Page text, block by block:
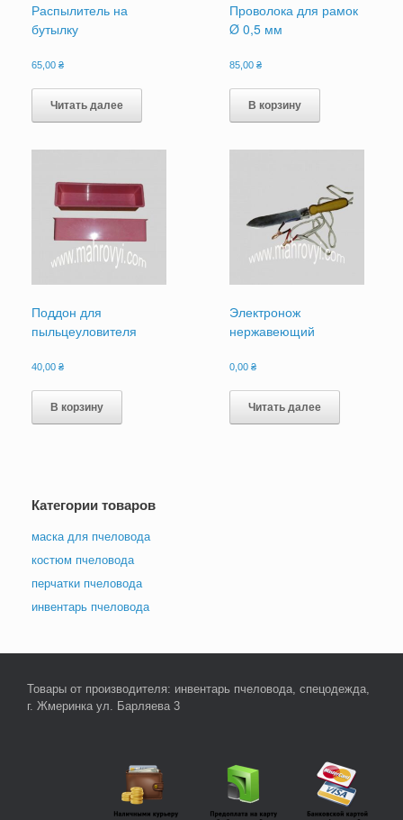
Распылитель на
бутылку
65,00 ₴
Читать далее
Проволока для рамок
Ø 0,5 мм
85,00₴
В корзину
Поддон для
пыльцеуловителя
40,00 ₴
В корзину
Электронож
нержавеющий
0,00₴
Читать далее
Категории товаров
маска для пчеловода
костюм пчеловода
перчатки пчеловода
инвентарь пчеловода
Товары от производителя: инвентарь пчеловода, спецодежда,
г. Жмеринка ул. Барляева 3